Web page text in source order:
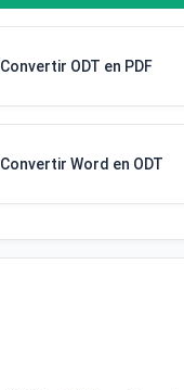
Convertir ODT en PDF
Convertir Word en ODT